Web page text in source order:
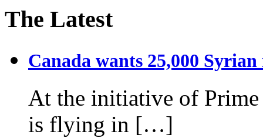
The Latest
Canada wants 25,000 Syrian
At the initiative of Prime
is flying in […]